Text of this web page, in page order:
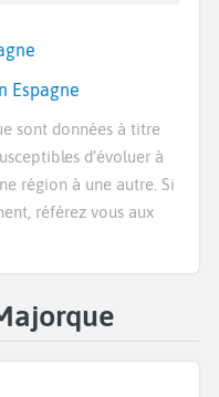
Espagne
sont données à titre
d’évoluer à
région à une autre. Si
référez vous aux